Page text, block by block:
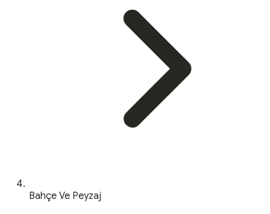
Bahçe Ve Peyzaj